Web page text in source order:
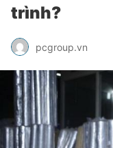
trình?
pcgroup.vn